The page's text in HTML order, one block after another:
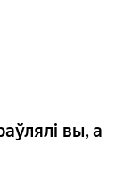
вы, а